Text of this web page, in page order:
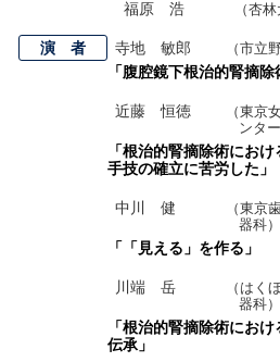
福原 浩 （杏林
演 者 寺地 敏郎 （市立
「腹腔鏡下根治的腎摘除
近藤 恒徳
（東京
ンタ
「根治的腎摘除術にお
手技の確立に苦労した」
中川 健
（東京
器科）
「「見える」を作る」
川端 岳
（はく
器科）
「根治的腎摘除術にお
伝承」